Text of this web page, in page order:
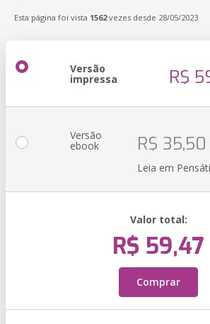
Esta página foi vista 1562vezes desde 28/05/2023
Versão
impressa R$
Versão
ebook R$ 35,50
Leia em
Valor total:
R$ 59,47
Comprar